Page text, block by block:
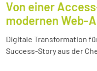
Von einer
modernen Web-
Digitale Transformation
Success-Story aus der